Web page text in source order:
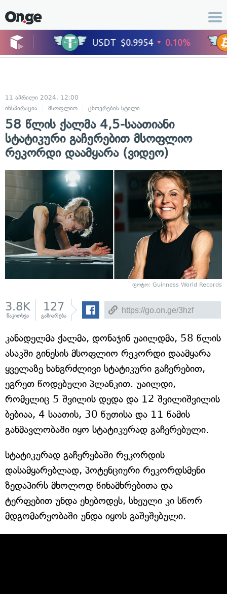
11 აპრილი 2024, 12:00
ინსპირაცია
მსოფლიო ცხოვრების სტილი
58 წლის ქალმა 4,5-საათიანი
სტატიკური გაჩერებით მსოფლიო
რეკორდი დაამყარა (ვიდეო)
ფოტო: Guinness World Records
3.8K
წაკითხვა
127
გაზიარება
კანადელმა ქალმა, დონაჯინ უაილდმა, 58 წლის
ასაკში გინესის მსოფლიო რეკორდი დაამყარა
ყველაზე ხანგრძლივი სტატიკური გაჩერებით,
ეგრეთ წოდებული პლანკით. უაილდი,
რომელიც 5 შვილის დედა და 12 შვილიშვილის
ბებიაა, 4 საათის, 30 წუთისა და 11 წამის
განმავლობაში იყო სტატიკურად გაჩერებული.
სტატიკურად გაჩერებაში რეკორდის
დასამყარებლად, პოტენციური რეკორდსმენი
ზედაპირს მხოლოდ წინამხრებითა და
ტერფებით უნდა ეხებოდეს, სხეული კი სწორ
მდგომარეობაში უნდა იყოს გაშეშებული.